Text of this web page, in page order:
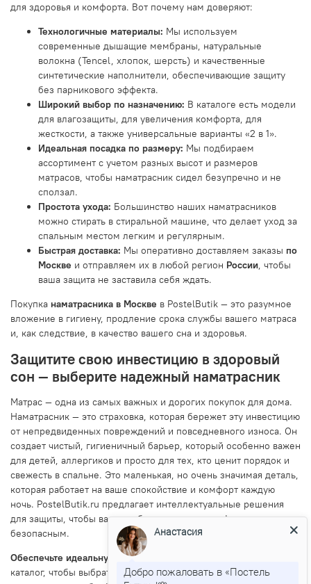
для здоровья и комфорта. Вот почему нам доверяют:
Технологичные материалы: Мы используем
современные дышащие мембраны, натуральные
волокна (Tencel, хлопок, шерсть) и качественные
синтетические наполнители, обеспечивающие защиту
без парникового эффекта.
Широкий выбор по назначению: В каталоге есть модели
для влагозащиты, для увеличения комфорта, для
жесткости, а также универсальные варианты «2 в 1».
Идеальная посадка по размеру: Мы подбираем
ассортимент с учетом разных высот и размеров
матрасов, чтобы наматрасник сидел безупречно и не
сползал.
Простота ухода: Большинство наших наматрасников
можно стирать в стиральной машине, что делает уход за
спальным местом легким и регулярным.
Быстрая доставка: Мы оперативно доставляем заказы по
Москве и отправляем их в любой регион России, чтобы
ваша защита не заставила себя ждать.
Покупка наматрасника в Москве в PostelButik — это разумное
вложение в гигиену, продление срока службы вашего матраса
и, как следствие, в качество вашего сна и здоровья.
Защитите свою инвестицию в здоровый
сон — выберите надежный наматрасник
Матрас — одна из самых важных и дорогих покупок для дома.
Наматрасник — это страховка, которая бережет эту инвестицию
от непредвиденных повреждений и повседневного износа. Он
создает чистый, гигиеничный барьер, который особенно важен
для детей, аллергиков и просто для тех, кто ценит порядок и
свежесть в спальне. Это маленькая, но очень значимая деталь,
которая работает на ваше спокойствие и комфорт каждую
ночь. PostelButik.ru предлагает интеллектуальные решения
для защиты, чтобы ваш сон был не только комфортным, но и
безопасным.
Обеспечьте идеальную защиту матраса сегодня!
каталог, чтобы выбрать и купить идеальный наматрасник для
Анастасия
Добро пожаловать в «Постель